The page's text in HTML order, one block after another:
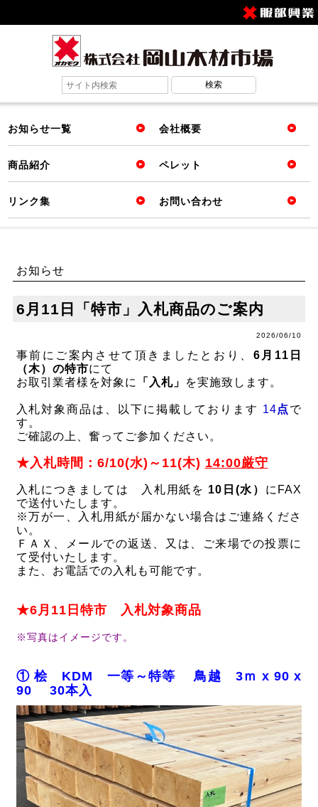
お知らせ一覧 会社概要
商品紹介 ペレット
リンク集 お問い合わせ
お知らせ
6月11日「特市」入札商品のご案内
2026/06/10
事前にご案内させて頂きましたとおり、 6月11日
（木）の特市にて
お取引業者様を対象に
「入札」 を実施致します。
入札対象商品は、以下に掲載しております 14点 で
す。
ご確認の上、奮ってご参加ください。
★入札時間：6/10(水)～11(木) 14:00厳守
入札につきましては 入札用紙を 10日(水） にFAX
で送付いたします。
※万が一、入札用紙が届かない場合はご連絡くださ
い。
ＦＡＸ、メールでの返送、又は、ご来場での投票に
て受付いたします。
また、お電話での入札も可能です。
★6月11日特市 入札対象商品
※写真はイメージです。
① 桧 KDM 一等～特等 鳥越 3ｍ x 90 x
90 30本入